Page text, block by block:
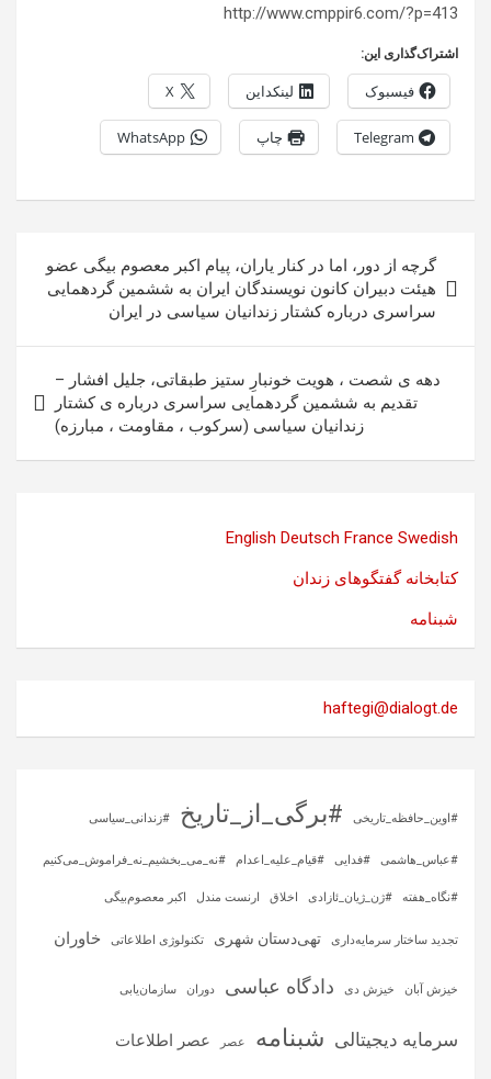
http://www.cmppir6.com/?p=413
اشتراک‌گذاری این:
فیسبوک لینکداین X
Telegram چاپ WhatsApp
راهبری
نوشته
گرچه از دور، اما در کنار یاران، پیام اکبر معصوم بیگی عضو
هیئت دبیران کانون نویسندگان ایران به ششمین گردهمایی
سراسری درباره کشتار زندانیان سیاسی در ایران
دهه ی شصت ، هویت خونبارِ ستیز طبقاتی، جلیل افشار –
تقدیم به ششمین گردهمایی سراسری درباره ی کشتار
زندانیان سیاسی (سرکوب ، مقاومت ، مبارزه)
English Deutsch France Swedish
کتابخانه گفتگوهای زندان
شبنامه
haftegi@dialogt.de
#اوین_حافظه_تاریخی #برگی_از_تاریخ #زندانی_سیاسی
#عباس_هاشمی #فدایی #قیام_علیه_اعدام #نه_می_بخشیم_نه_فراموش_می‌کنیم
#نگاه_هفته #ژن_ژیان_ئازادی اخلاق ارنست مندل اکبر معصوم‌بیگی
تجدید ساختار سرمایه‌داری تهی‌دستان شهری تکنولوژی اطلاعاتی خاوران
خیزش آبان خیزش دی دادگاه عباسی دوران سازمان‌یابی
سرمایه‌ دیجیتالی شبنامه عصر عصر اطلاعات